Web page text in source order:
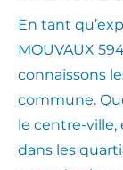
En tant
MOUVAUX
connaissons
commune.
le centre-ville,
dans les